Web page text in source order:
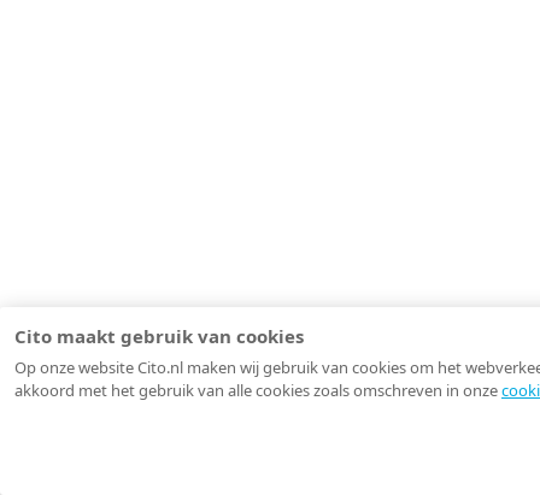
Cito maakt gebruik van cookies
Op onze website Cito.nl maken wij gebruik van cookies om het
akkoord met het gebruik van alle cookies zoals omschreven in onze